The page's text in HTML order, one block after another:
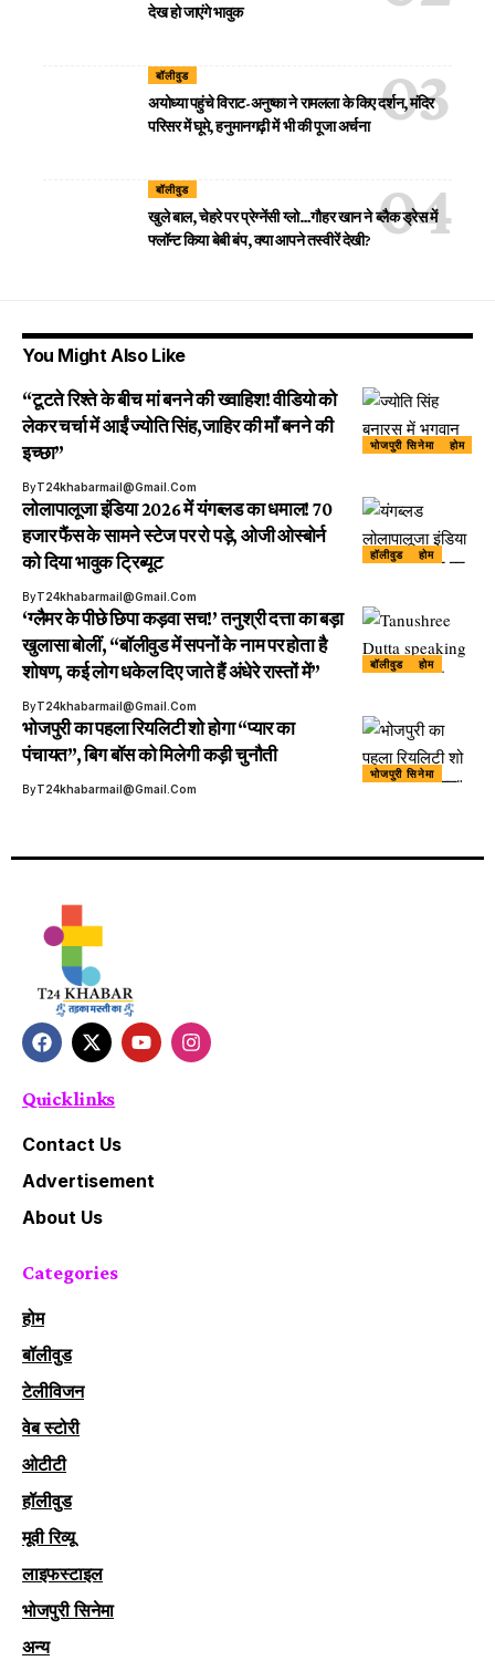
देख हो जाएंगे भावुक
बॉलीवुड
अयोध्या पहुंचे विराट-अनुष्का ने रामलला के किए दर्शन, मंदिर
परिसर में घूमे, हनुमानगढ़ी में भी की पूजा अर्चना
बॉलीवुड
खुले बाल, चेहरे पर प्रेग्नेंसी ग्लो…गौहर खान ने ब्लैक ड्रेस में
फ्लॉन्ट किया बेबी बंप, क्या आपने तस्वीरें देखी?
You Might Also Like
भोजपुरी सिनेमा होम
“टूटते रिश्ते के बीच मां बनने की ख्वाहिश! वीडियो को
लेकर चर्चा में आईं ज्योति सिंह,जाहिर की माँ बनने की
इच्छा”
ByT24khabarmail@gmail.com
हॉलीवुड होम
लोलापालूजा इंडिया 2026 में यंगब्लड का धमाल! 70
हजार फैंस के सामने स्टेज पर रो पड़े, ओजी ओस्बोर्न
को दिया भावुक ट्रिब्यूट
ByT24khabarmail@gmail.com
बॉलीवुड होम
‘ग्लैमर के पीछे छिपा कड़वा सच!’ तनुश्री दत्ता का बड़ा
खुलासा बोलीं, “बॉलीवुड में सपनों के नाम पर होता है
शोषण, कई लोग धकेल दिए जाते हैं अंधेरे रास्तों में”
ByT24khabarmail@gmail.com
भोजपुरी सिनेमा
भोजपुरी का पहला रियलिटी शो होगा “प्यार का
पंचायत”, बिग बॉस को मिलेगी कड़ी चुनौती
ByT24khabarmail@gmail.com
Quick links
Contact Us
Advertisement
About Us
Categories
होम
बॉलीवुड
टेलीविजन
वेब स्टोरी
ओटीटी
हॉलीवुड
मूवी रिव्यू
लाइफस्टाइल
भोजपुरी सिनेमा
अन्य